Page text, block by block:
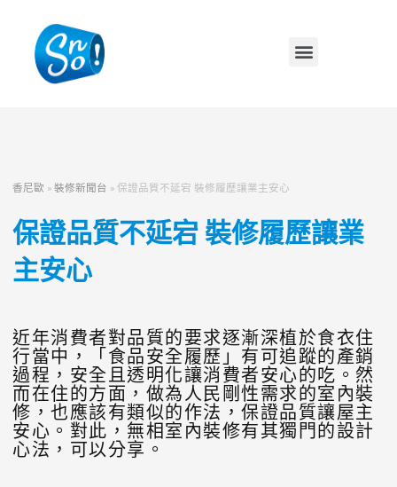
香尼歐 »裝修新聞台 »保證品質不延宕 裝修履歷讓業主安心
保證品質不延宕 裝修履歷讓業
主安心
近年消費者對品質的要求逐漸深植於食衣住
行當中，「食品安全履歷」有可追蹤的產銷
過程，安全且透明化讓消費者安心的吃。然
而在住的方面，做為人民剛性需求的室內裝
修，也應該有類似的作法，保證品質讓屋主
安心。對此，無相室內裝修有其獨門的設計
心法，可以分享。